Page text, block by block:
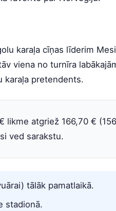
karaļa cīņas līderim
viena no turnīra
karaļa pretendents.
likme atgriež 166,70 €
ved sarakstu.
tālāk pamatlaikā.
stadionā.